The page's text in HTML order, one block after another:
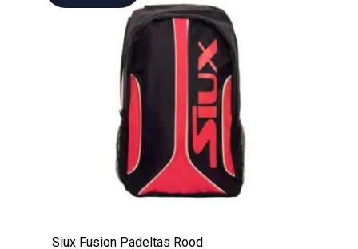
Siux Fusion Padeltas Rood